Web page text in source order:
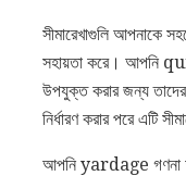
সীমারেখাগুলি আপনাকে
সহায়তা করে। আপনি
উপযুক্ত করার জন্য
নির্ধারণ করার পরে এটি
আপনি yardage গণনা